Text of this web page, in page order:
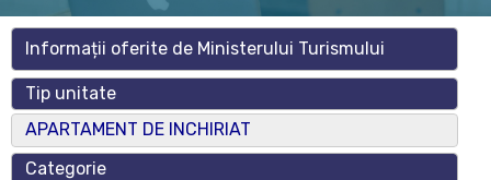
Informații oferite de Ministerului Turismului
Tip unitate
APARTAMENT DE INCHIRIAT
Categorie